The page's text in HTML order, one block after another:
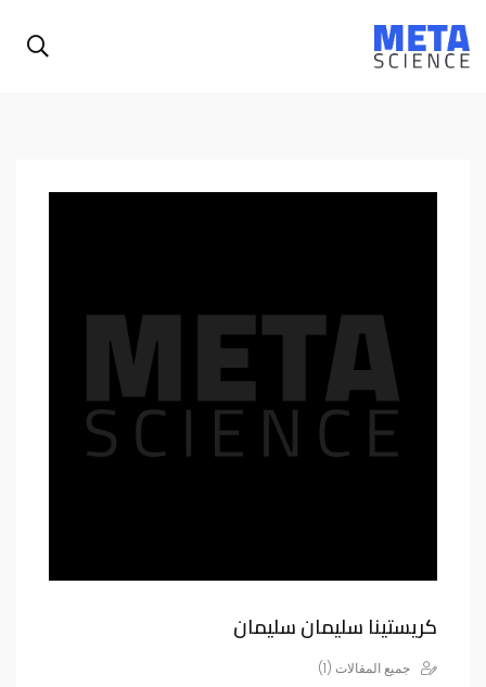
كريستينا سليمان سليمان
جميع المقالات (1)